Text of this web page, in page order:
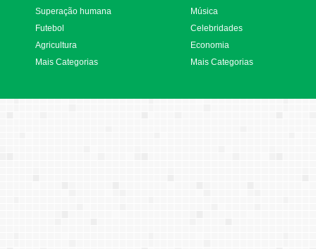
Superação humana
Futebol
Agricultura
Mais Categorias
Música
Celebridades
Economia
Mais Categorias